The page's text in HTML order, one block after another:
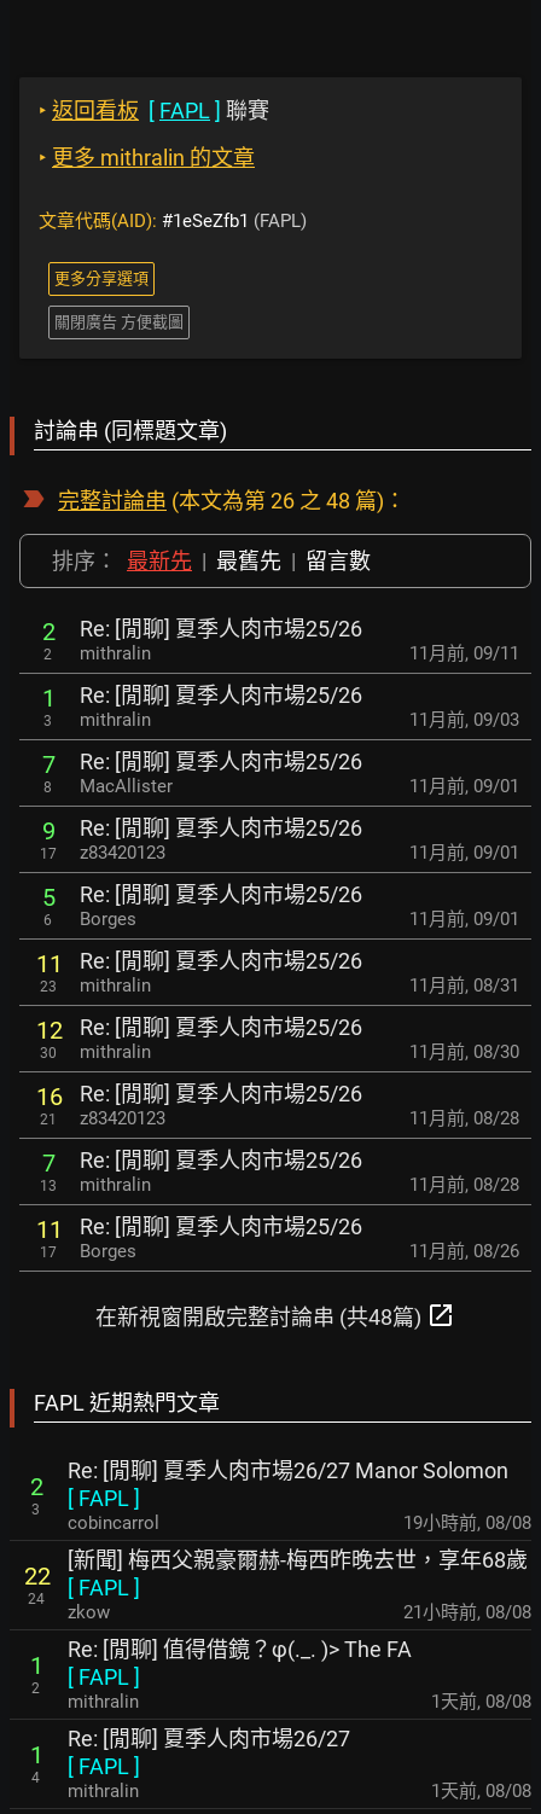
‣ 返回看板 [ FAPL ] 聯賽
‣ 更多 mithralin 的文章
文章代碼(AID): #1eSeZfb1 (FAPL)
更多分享選項
關閉廣告 方便截圖
討論串 (同標題文章)
完整討論串 (本文為第 26 之 48 篇)：
排序： 最新先 | 最舊先 | 留言數
2
2
Re: [閒聊] 夏季人肉市場25/26
mithralin 11月前, 09/11
1
3
Re: [閒聊] 夏季人肉市場25/26
mithralin 11月前, 09/03
7
8
Re: [閒聊] 夏季人肉市場25/26
MacAllister 11月前, 09/01
9
17
Re: [閒聊] 夏季人肉市場25/26
z83420123 11月前, 09/01
5
6
Re: [閒聊] 夏季人肉市場25/26
Borges 11月前, 09/01
11
23
Re: [閒聊] 夏季人肉市場25/26
mithralin 11月前, 08/31
12
30
Re: [閒聊] 夏季人肉市場25/26
mithralin 11月前, 08/30
16
21
Re: [閒聊] 夏季人肉市場25/26
z83420123 11月前, 08/28
7
13
Re: [閒聊] 夏季人肉市場25/26
mithralin 11月前, 08/28
11
17
Re: [閒聊] 夏季人肉市場25/26
Borges 11月前, 08/26
在新視窗開啟完整討論串 (共48篇) open_in_new
FAPL 近期熱門文章
2
3
Re: [閒聊] 夏季人肉市場26/27 Manor Solomon
[ FAPL ]
cobincarrol 19小時前, 08/08
22
24
[新聞] 梅西父親豪爾赫-梅西昨晚去世，享年68歲
[ FAPL ]
zkow 21小時前, 08/08
1
2
Re: [閒聊] 值得借鏡？φ(._. )> The FA
[ FAPL ]
mithralin 1天前, 08/08
1
4
Re: [閒聊] 夏季人肉市場26/27
[ FAPL ]
mithralin 1天前, 08/08